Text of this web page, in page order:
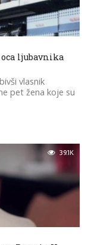
ljubavnika
vlasnik
pet žena koje su
39.1K